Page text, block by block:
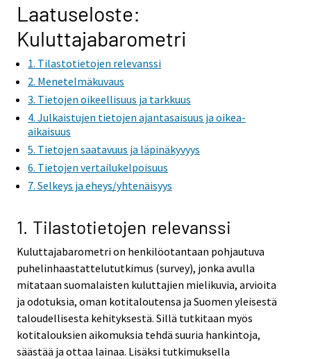
Laatuseloste:
Kuluttajabarometri
1. Tilastotietojen relevanssi
2. Menetelmäkuvaus
3. Tietojen oikeellisuus ja tarkkuus
4. Julkaistujen tietojen ajantasaisuus ja oikea-
aikaisuus
5. Tietojen saatavuus ja läpinäkyvyys
6. Tietojen vertailukelpoisuus
7. Selkeys ja eheys/yhtenäisyys
1. Tilastotietojen relevanssi
Kuluttajabarometri on henkilöotantaan pohjautuva
puhelinhaastattelututkimus (survey), jonka avulla
mitataan suomalaisten kuluttajien mielikuvia, arvioita
ja odotuksia, oman kotitaloutensa ja Suomen yleisestä
taloudellisesta kehityksestä. Sillä tutkitaan myös
kotitalouksien aikomuksia tehdä suuria hankintoja,
säästää ja ottaa lainaa. Lisäksi tutkimuksella